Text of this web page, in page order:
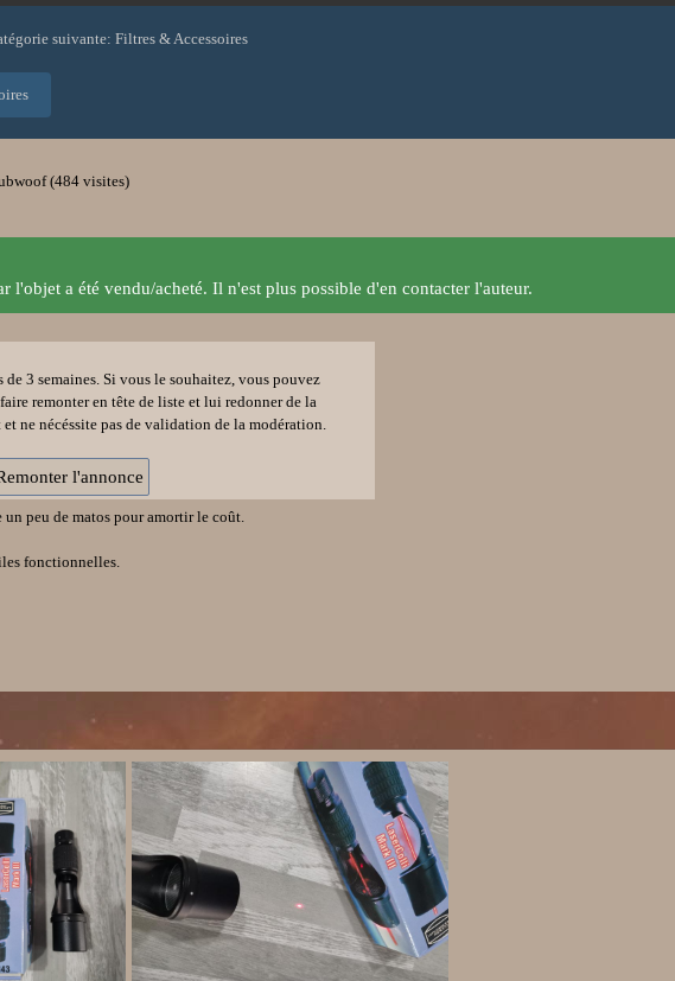
suivante: Filtres & Accessoires
(484 visites)
l'objet a été vendu/acheté. Il n'est plus possible d'en contacter l'auteur.
3 semaines. Si vous le souhaitez, vous pouvez
remonter en tête de liste et lui redonner de la
ne nécéssite pas de validation de la modération.
peu de matos pour amortir le coût.
fonctionnelles.